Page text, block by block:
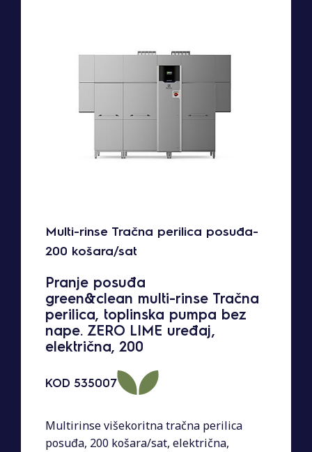
Multi-rinse Tračna perilica posuđa-
200 košara/sat
Pranje posuđa
green&clean multi-rinse Tračna
perilica, toplinska pumpa bez
nape. ZERO LIME uređaj,
električna, 200
KOD 535007
Multirinse višekoritna tračna perilica
posuđa, 200 košara/sat, električna,